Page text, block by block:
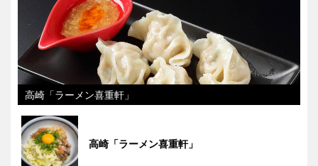
高崎「ラーメン喜重軒」
高崎「ラーメン喜重軒」